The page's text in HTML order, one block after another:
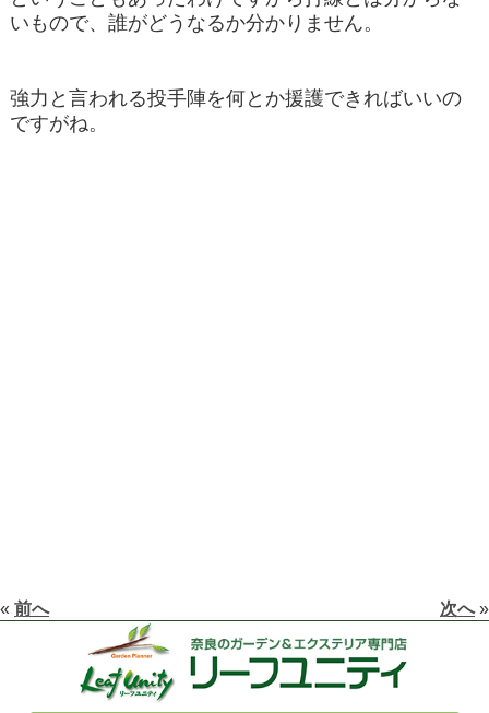
いもので、誰がどうなるか分かりません。
強力と言われる投手陣を何とか援護できればいいの
ですがね。
« 前へ 次へ»